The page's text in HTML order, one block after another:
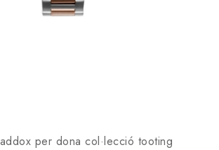
per dona col·lecció tooting